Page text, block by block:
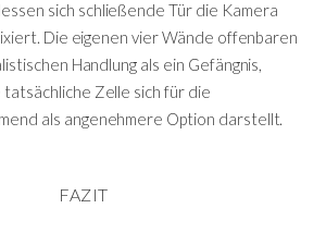
sich schließende Tür die Kamera
Die eigenen vier Wände offenbaren
Handlung als ein Gefängnis,
Zelle sich für die
als angenehmere Option darstellt.
FAZIT